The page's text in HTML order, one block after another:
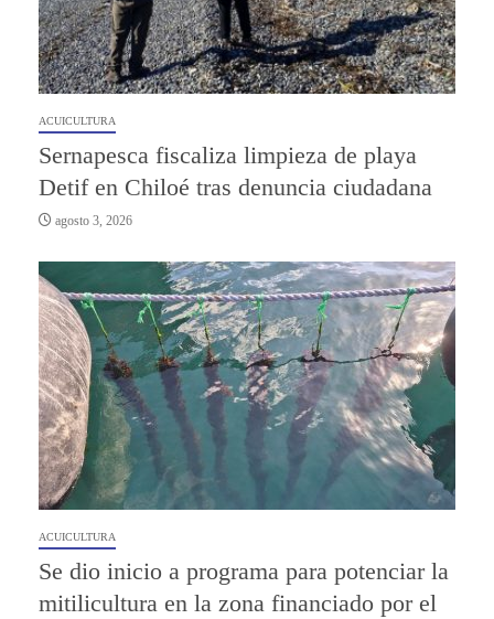
ACUICULTURA
Sernapesca fiscaliza limpieza de playa
Detif en Chiloé tras denuncia ciudadana
agosto 3, 2026
ACUICULTURA
Se dio inicio a programa para potenciar la
mitilicultura en la zona financiado por el